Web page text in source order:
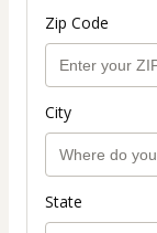
Zip Code
City
State